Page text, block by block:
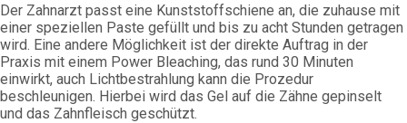
Der Zahnarzt passt eine Kunststoffschiene an, die zuhause mit
einer speziellen Paste gefüllt und bis zu acht Stunden getragen
wird. Eine andere Möglichkeit ist der direkte Auftrag in der
Praxis mit einem Power Bleaching, das rund 30 Minuten
einwirkt, auch Lichtbestrahlung kann die Prozedur
beschleunigen. Hierbei wird das Gel auf die Zähne gepinselt
und das Zahnfleisch geschützt.